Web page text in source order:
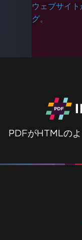
か？
レンダ
IronPDF
Log4j
PDFを
PDFフ
ウェブサイ
グ。
PDFがHTMLの